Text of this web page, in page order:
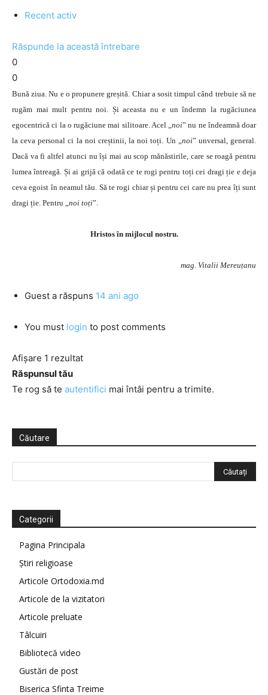
Recent activ
Răspunde la această întrebare
0
0
Bună ziua. Nu e o propunere greșită. Chiar a sosit timpul când trebuie să ne
rugăm mai mult pentru noi. Și aceasta nu e un îndemn la rugăciunea
egocentrică ci la o rugăciune mai silitoare. Acel „noi” nu ne îndeamnă doar
la ceva personal ci la noi creștinii, la noi toți. Un „noi” unversal, general.
Dacă va fi altfel atunci nu își mai au scop mănăstirile, care se roagă pentru
lumea întreagă. Și ai grijă că odată ce te rogi pentru toți cei dragi ție e deja
ceva egoist în neamul tău. Să te rogi chiar și pentru cei care nu prea îți sunt
dragi ție. Pentru „noi toți”.
Hristos în mijlocul nostru.
mag. Vitalii Mereuțanu
Guest a răspuns 14 ani ago
You must login to post comments
Afișare 1 rezultat
Răspunsul tău
Te rog să te autentifici mai întâi pentru a trimite.
Căutare
Categorii
Pagina Principala
Știri religioase
Articole Ortodoxia.md
Articole de la vizitatori
Articole preluate
Tâlcuiri
Bibliotecă video
Gustări de post
Biserica Sfinta Treime